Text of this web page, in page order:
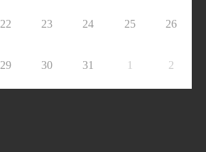
22 23 24 25 26
29 30 31 1 2